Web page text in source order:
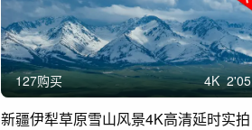
127购买 4K 2'05
新疆伊犁草原雪山风景4K高清延时实拍